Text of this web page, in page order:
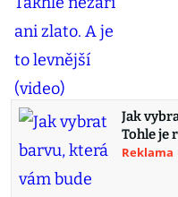
Jak
Tohle je
Reklama